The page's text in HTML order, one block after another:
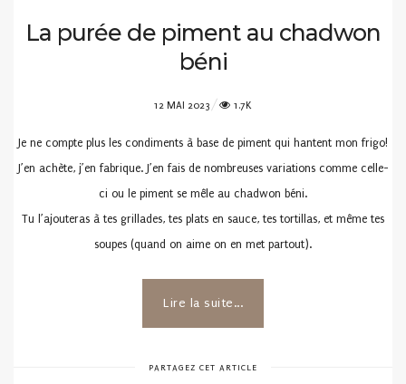
La purée de piment au chadwon
béni
POSTED
12 MAI 2023 1.7K
Je ne compte plus les condiments à base de piment qui hantent mon frigo!
J’en achète, j’en fabrique. J’en fais de nombreuses variations comme celle-
ci ou le piment se mêle au chadwon béni.
Tu l’ajouteras à tes grillades, tes plats en sauce, tes tortillas, et même tes
soupes (quand on aime on en met partout).
Lire la suite...
PARTAGEZ CET ARTICLE